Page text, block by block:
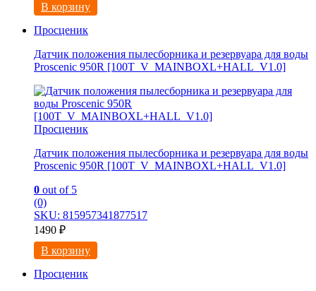
В корзину
Просценик
Датчик положения пылесборника и резервуара для воды
Proscenic 950R [100T_V_MAINBOXL+HALL_V1.0]
Просценик
Датчик положения пылесборника и резервуара для воды
Proscenic 950R [100T_V_MAINBOXL+HALL_V1.0]
0 out of 5
(0)
SKU: 815957341877517
1490 ₽
В корзину
Просценик